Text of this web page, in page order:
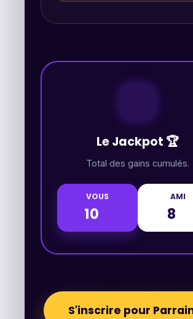
Le Jackpot 🏆
Total des gains cumulés.
VOUS
10
AMI
8
S'inscrire pour